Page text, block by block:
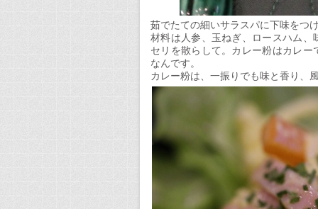
茹でたての細いサラスパに下味をつ
材料は人参、玉ねぎ、ロースハム
セリを散らして。カレー粉はカレ
なんです。
カレー粉は、一振りでも味と香り、